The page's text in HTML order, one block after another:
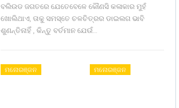
ବଲିଉଡ ଜଗତରେ ଯେତେବେଳେ କୌଣସି କଳାକାର ମୁହଁ
ଖୋଲିଥାଏ, ତାକୁ ସମସ୍ତେ ଚଳଚିତ୍ରର ଡାଇଲଗ ଭାବି
ଶୁଣନ୍ତିନାହିଁ , କିନ୍ତୁ ବର୍ତମାନ ଯେଉଁ…
ମନୋରଞ୍ଜନ ମନୋରଞ୍ଜନ